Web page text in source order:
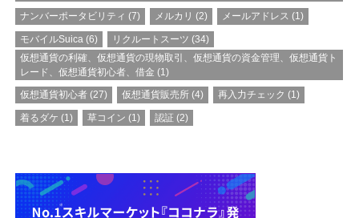
ナンバーポータビリティ (7) メルカリ (2) メールアドレス (1)
モバイルSuica(6) リクルートスーツ (34)
仮想通貨の利確、仮想通貨の現物取引、仮想通貨の資金管理、仮想通貨ト
レード、仮想通貨初心者、借金 (1)
仮想通貨初心者(27) 仮想通貨販売所(4) 再入力チェック (1)
着るダケ (1) 草コイン (1) 認証 (2)